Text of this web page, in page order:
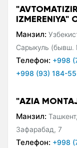
Манзил:
Сарыкуль (бывш.
Телефон: +998
+998 (93) 184-
"AZIA
Манзил:
Зафарабад, 7
Телефон: +998